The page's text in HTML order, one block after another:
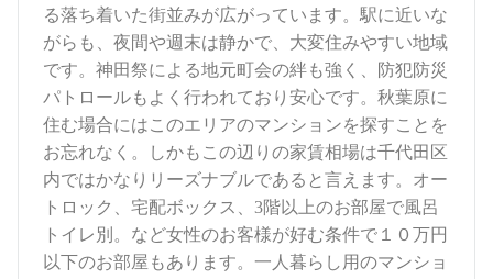
る落ち着いた街並みが広がっています。 駅に近いな
がらも、夜間や週末は静かで、大変住みやすい地域
です。神田祭による地元町会の絆も強く、防犯防災
パトロールもよく行われており安心です。秋葉原に
住む場合にはこのエリアのマンションを探すことを
お忘れなく。しかもこの辺り の家賃相場は千代田区
内ではかなりリーズナブルであると言えます。オー
トロック、宅配ボックス、 3階以上のお部屋で風呂
トイレ別。など女性のお客様が好む条件で １０万円
以下のお部屋もあります。 一人暮らし用のマンショ